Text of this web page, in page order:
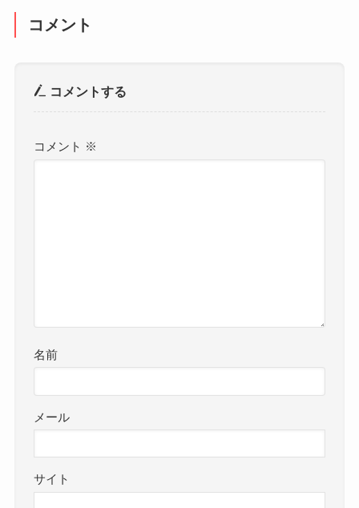
コメント
コメントする
コメント ※
名前
メール
サイト